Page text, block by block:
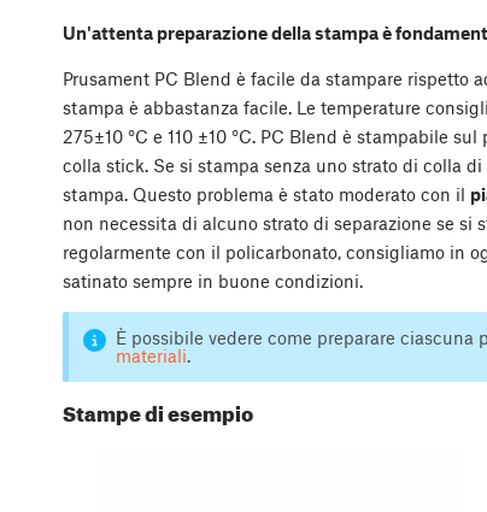
Un'attenta preparazione della stampa è
Prusament PC Blend è facile da stampare rispetto
stampa è abbastanza facile. Le temperature
275±10 °C e 110 ±10 °C. PC Blend è stampabile
colla stick. Se si stampa senza uno strato di colla
stampa. Questo problema è stato moderato con il
non necessita di alcuno strato di separazione se si
regolarmente con il policarbonato, consigliamo in
satinato sempre in buone condizioni.
È possibile vedere come preparare
materiali.
Stampe di esempio